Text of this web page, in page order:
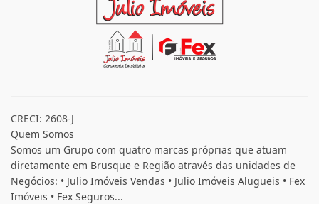
CRECI: 2608-J
Quem Somos
Somos um Grupo com quatro marcas próprias que atuam
diretamente em Brusque e Região através das unidades de
Negócios: • Julio Imóveis Vendas • Julio Imóveis Alugueis • Fex
Imóveis • Fex Seguros...